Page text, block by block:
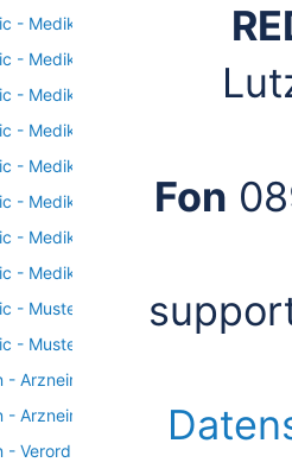
- Medikation - Arzneimittelsuche -
- Medikation - Arzneimittelsuche -
- Medikation - Arzneimittelsuche -
- Medikation - Arzneimittelsuche -
- Medikation - Arzneimittelsuche -
- Medikation - Arzneimittelsuche -
- Medikation - Einstellungen
- Medikation - FORTA-Liste
- Muster16 - Hilfsmittel
- Muster 16 -
- Arzneimitteldetails -
- Arzneimitteldetails - Verordnung
- Verordnung - Dokumentation nach
Fon